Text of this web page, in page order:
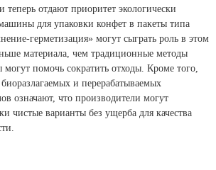
отдают приоритет экологически
для упаковки конфет в пакеты типа
герметизация» могут сыграть роль в этом
материала, чем традиционные методы
помочь сократить отходы. Кроме того,
и перерабатываемых
означают, что производители могут
чистые варианты без ущерба для качества